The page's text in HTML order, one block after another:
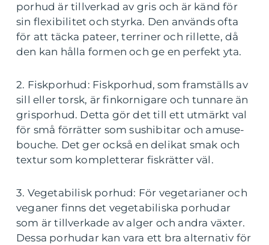
porhud är tillverkad av gris och är känd för
sin flexibilitet och styrka. Den används ofta
för att täcka pateer, terriner och rillette, då
den kan hålla formen och ge en perfekt yta.
2. Fiskporhud: Fiskporhud, som framställs av
sill eller torsk, är finkornigare och tunnare än
grisporhud. Detta gör det till ett utmärkt val
för små förrätter som sushibitar och amuse-
bouche. Det ger också en delikat smak och
textur som kompletterar fiskrätter väl.
3. Vegetabilisk porhud: För vegetarianer och
veganer finns det vegetabiliska porhudar
som är tillverkade av alger och andra växter.
Dessa porhudar kan vara ett bra alternativ för